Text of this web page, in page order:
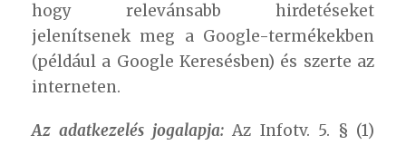
hogy relevánsabb hirdetéseket
jelenítsenek meg a Google-termékekben
(például a Google Keresésben) és szerte az
interneten.
Az adatkezelés jogalapja:Az Infotv. 5. § (1)